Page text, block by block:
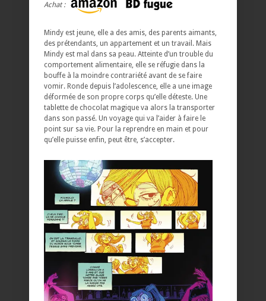
Achat :
Mindy est jeune, elle a des amis, des parents aimants,
des prétendants, un appartement et un travail. Mais
Mindy est mal dans sa peau. Atteinte d’un trouble du
comportement alimentaire, elle se réfugie dans la
bouffe à la moindre contrariété avant de se faire
vomir. Ronde depuis l’adolescence, elle a une image
déformée de son propre corps qu’elle déteste. Une
tablette de chocolat magique va alors la transporter
dans son passé. Un voyage qui va l’aider à faire le
point sur sa vie. Pour la reprendre en main et pour
qu’elle puisse enfin, peut être, s’accepter.